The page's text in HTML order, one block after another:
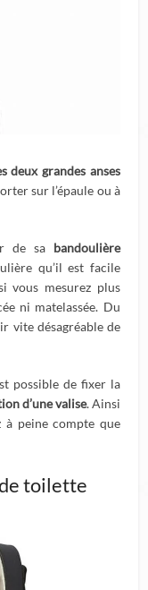
deux grandes anses
sur l’épaule ou à
de sa bandoulière
qu’il est facile
vous mesurez plus
ni matelassée. Du
vite désagréable de
possible de fixer la
d’une valise. Ainsi
à peine compte que
toilette